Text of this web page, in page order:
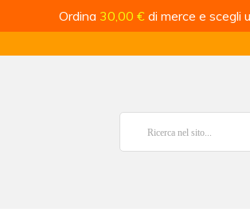
Ordina 30,00 € di merce e scegli